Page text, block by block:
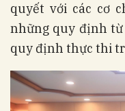
quyết với các cơ
những quy định từ
quy định thực thi